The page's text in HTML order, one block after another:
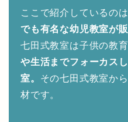
ここで紹介しているの
でも有名な幼児教室が
七田式教室は子供の教
や生活までフォーカス
室。 その七田式教室か
材です。